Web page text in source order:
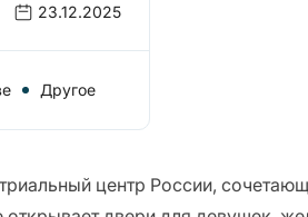
23.12.2025
Другое
центр России,